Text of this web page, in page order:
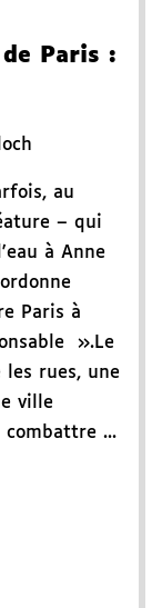
Paris :
au
– qui
à Anne
Paris à
».Le
rues, une
ville
combattre ...